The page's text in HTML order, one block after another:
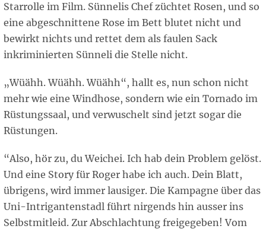
Starrolle im Film. Sünnelis Chef züchtet Rosen, und so
eine abgeschnittene Rose im Bett blutet nicht und
bewirkt nichts und rettet dem als faulen Sack
inkriminierten Sünneli die Stelle nicht.
„Wüähh. Wüähh. Wüähh“, hallt es, nun schon nicht
mehr wie eine Windhose, sondern wie ein Tornado im
Rüstungssaal, und verwuschelt sind jetzt sogar die
Rüstungen.
“Also, hör zu, du Weichei. Ich hab dein Problem gelöst.
Und eine Story für Roger habe ich auch. Dein Blatt,
übrigens, wird immer lausiger. Die Kampagne über das
Uni-Intrigantenstadl führt nirgends hin ausser ins
Selbstmitleid. Zur Abschlachtung freigegeben! Vom